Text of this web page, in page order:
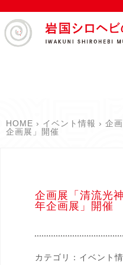
HOME イベント情報
企
企画展」開催
企画展「清流光
年企画展」開催
カテゴリ： イベント